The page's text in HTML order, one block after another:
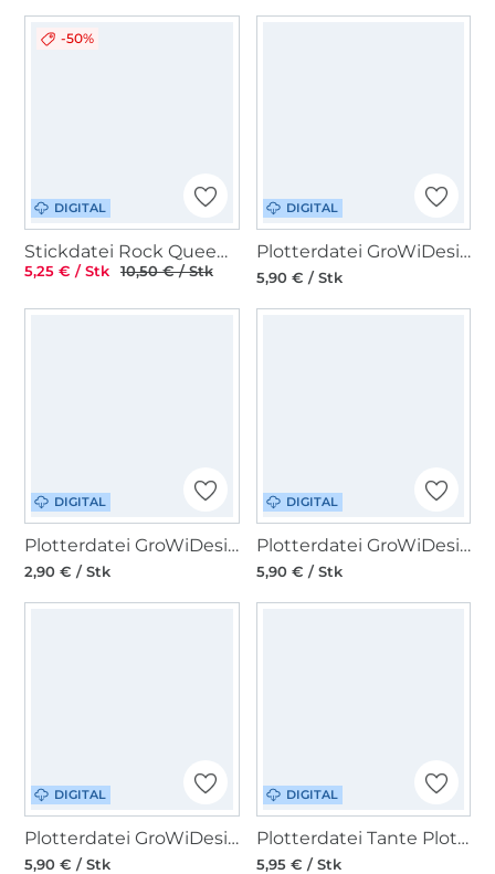
DIGITAL
-50%
Stickdatei Rock Queen Leben am Meer
5,25 € / Stk 10,50 € / Stk
DIGITAL
Plotterdatei GroWiDesign Matrosen Bär Button
5,90 € / Stk
DIGITAL
Plotterdatei GroWiDesign Papierschiff Ahoi
2,90 € / Stk
DIGITAL
Plotterdatei GroWiDesign Matrosen Fuchs
5,90 € / Stk
DIGITAL
Plotterdatei GroWiDesign Meerjungfrau Little Blue
5,90 € / Stk
DIGITAL
Plotterdatei Tante Plotta Lieber Meer
5,95 € / Stk